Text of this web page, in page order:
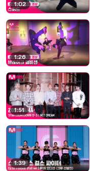
1:02
1:26
1:51
1:39